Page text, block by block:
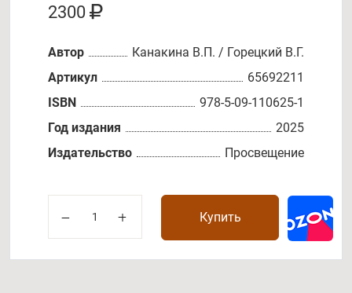
2300
Автор
Канакина В.П. / Горецкий В.Г.
Артикул
65692211
ISBN
978-5-09-110625-1
Год издания
2025
Издательство
Просвещение
Купить